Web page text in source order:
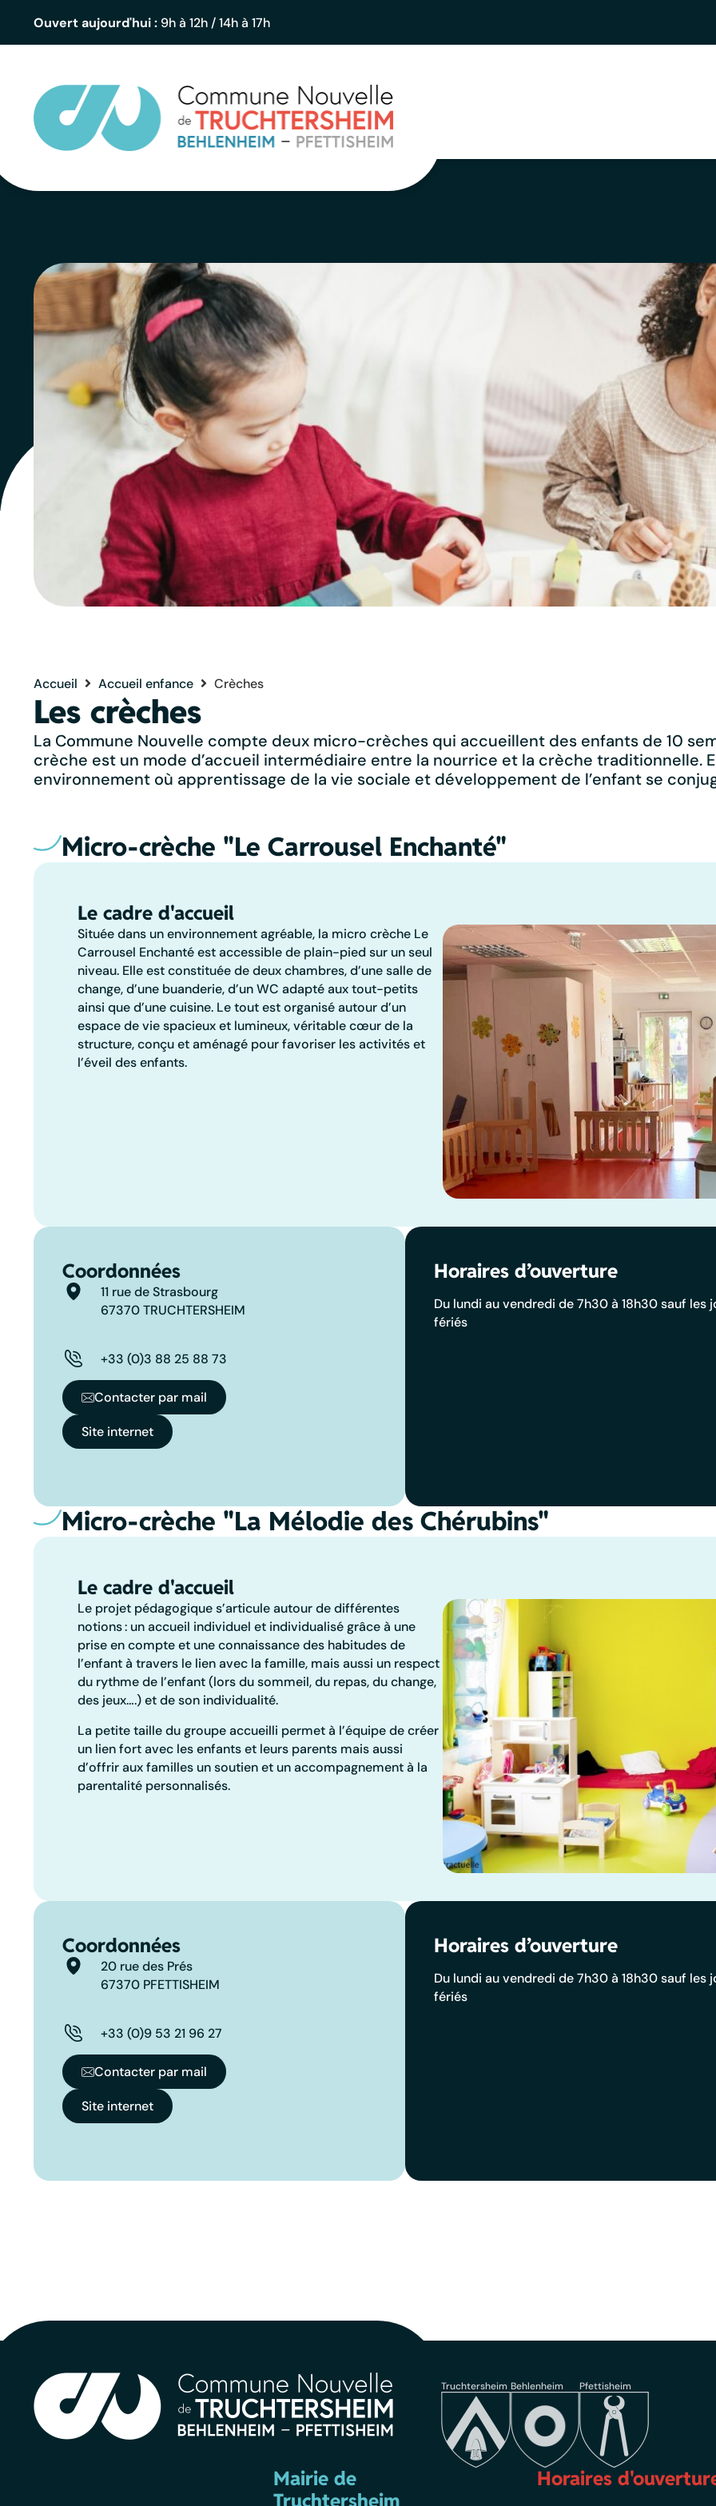
principalOuvert aujourd'hui : 9h à 12h / 14h à 17h
Accueil Accueil enfance Crèches
Les crèches
La Commune Nouvelle compte deux micro-crèches qui accueillent des enfants de 10
crèche est un mode d’accueil intermédiaire entre la nourrice et la crèche traditionnelle.
environnement où apprentissage de la vie sociale et développement de l’enfant se
Micro-crèche "Le Carrousel Enchanté"
Le cadre d'accueil
Située dans un environnement agréable, la micro crèche Le
Carrousel Enchanté est accessible de plain-pied sur un seul
niveau. Elle est constituée de deux chambres, d’une salle de
change, d’une buanderie, d’un WC adapté aux tout-petits
ainsi que d’une cuisine. Le tout est organisé autour d’un
espace de vie spacieux et lumineux, véritable cœur de la
structure, conçu et aménagé pour favoriser les activités et
l’éveil des enfants.
Coordonnées
11 rue de Strasbourg
67370 TRUCHTERSHEIM
+33 (0)3 88 25 88 73
Contacter par mail
Site internet
Horaires d’ouverture
Du lundi au vendredi de 7h30 à 18h30 sauf les
fériés
Micro-crèche "La Mélodie des Chérubins"
Le cadre d'accueil
Le projet pédagogique s’articule autour de différentes
notions : un accueil individuel et individualisé grâce à une
prise en compte et une connaissance des habitudes de
l’enfant à travers le lien avec la famille, mais aussi un respect
du rythme de l’enfant (lors du sommeil, du repas, du change,
des jeux….) et de son individualité.
La petite taille du groupe accueilli permet à l’équipe de créer
un lien fort avec les enfants et leurs parents mais aussi
d’offrir aux familles un soutien et un accompagnement à la
parentalité personnalisés.
Coordonnées
20 rue des Prés
67370 PFETTISHEIM
+33 (0)9 53 21 96 27
Contacter par mail
Site internet
Horaires d’ouverture
Du lundi au vendredi de 7h30 à 18h30 sauf les
fériés
Truchtersheim Behlenheim Pfettisheim
Mairie de
Truchtersheim
Horaires